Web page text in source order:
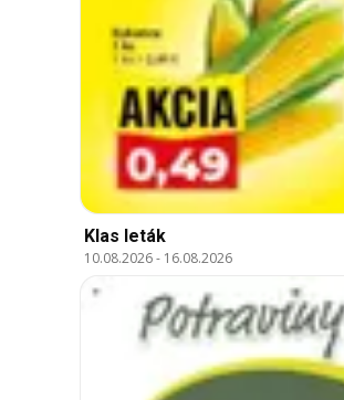
Klas leták
10.08.2026- 16.08.2026